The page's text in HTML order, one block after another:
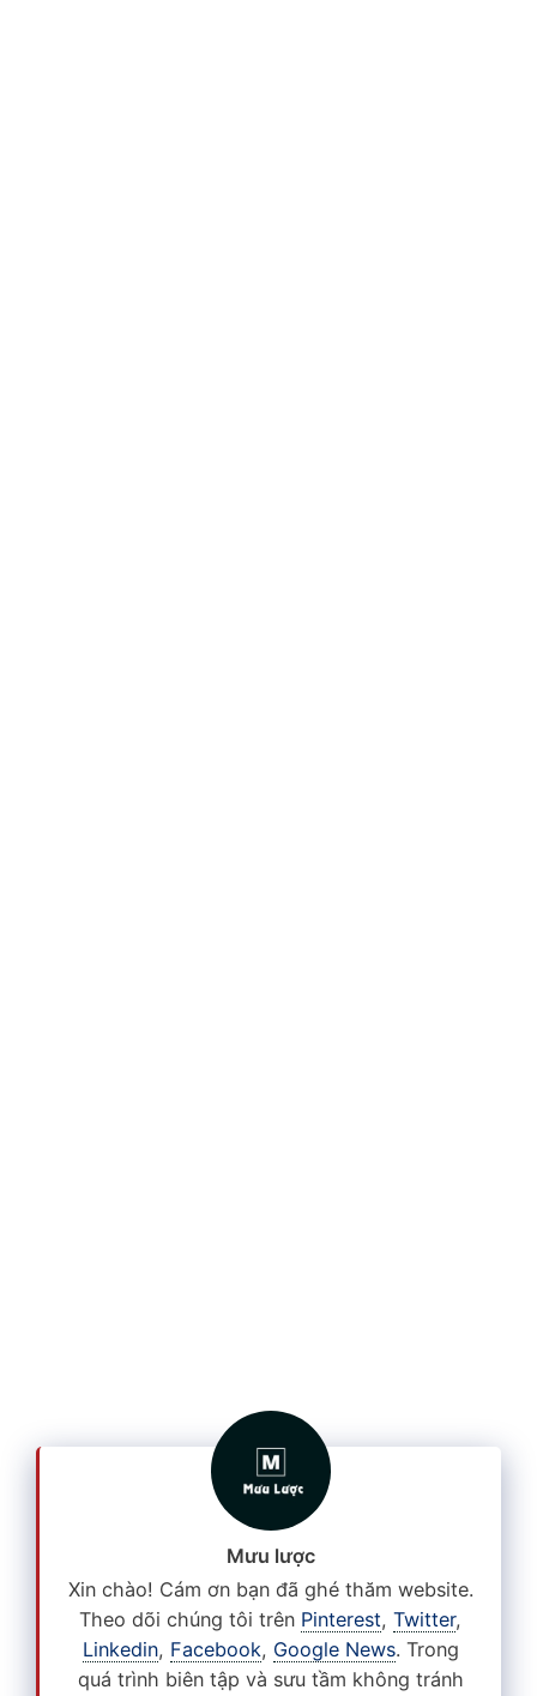
Mưu lược
Xin chào! Cám ơn bạn đã ghé thăm website.
Theo dõi chúng tôi trên Pinterest, Twitter,
Linkedin, Facebook, Google News. Trong
quá trình biên tập và sưu tầm không tránh